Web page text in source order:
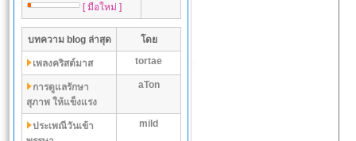
[ มือใหม่ ]
บทความ blog ล่าสุด โดย
เพลงคริสต์มาส tortae
การดูแลรักษา
สุภาพ ให้แข็งแรง
aTon
ประเพณีวันเข้า
mild